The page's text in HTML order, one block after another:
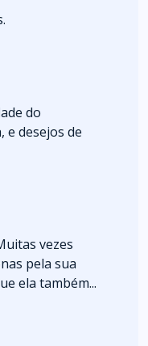
do
e desejos de
vezes
pela sua
ela também...